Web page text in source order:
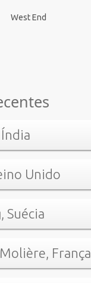
West End
Unido
Suécia
França